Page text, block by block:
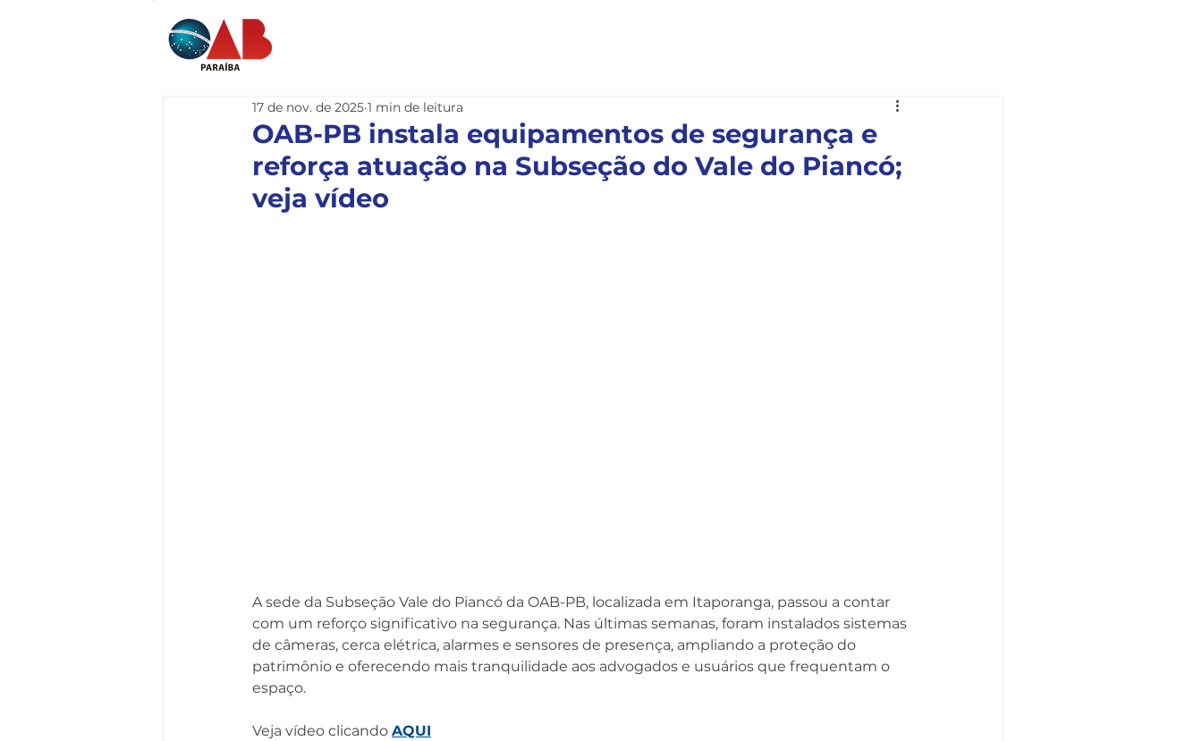
OAB-PB instala equipamentos de segurança e
reforça atuação na Subseção do Vale do Piancó;
veja vídeo
17 de nov. de 2025 1 min de leitura
A sede da Subseção Vale do Piancó da OAB-PB, localizada em Itaporanga, passou a contar
com um reforço significativo na segurança. Nas últimas semanas, foram instalados sistemas
de câmeras, cerca elétrica, alarmes e sensores de presença, ampliando a proteção do
patrimônio e oferecendo mais tranquilidade aos advogados e usuários que frequentam o
espaço.
Veja vídeo clicando AQUI